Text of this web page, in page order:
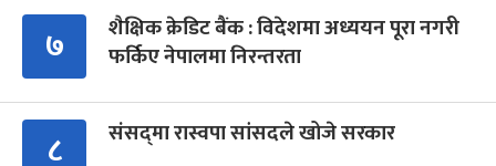
७
शैक्षिक क्रेडिट बैंक : विदेशमा अध्ययन पूरा नगरी
फर्किए नेपालमा निरन्तरता
८ संसद्‍मा रास्वपा सांसदले खोजे सरकार